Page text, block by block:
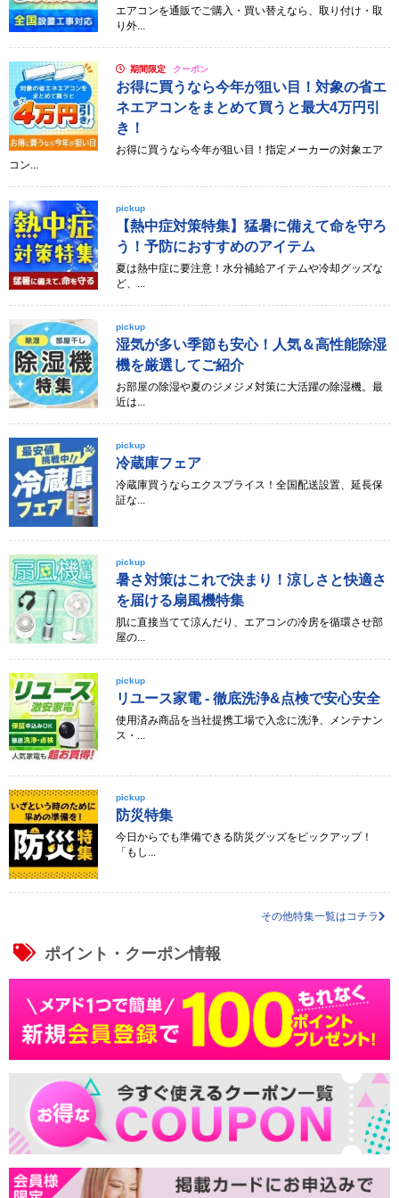
エアコンを通販でご購入・買い替えなら、取り付け・取
り外...
期間限定 クーポン
お得に買うなら今年が狙い目！対象の省エ
ネエアコンをまとめて買うと最大4万円引
き！
お得に買うなら今年が狙い目！指定メーカーの対象エア
コン...
pickup
【熱中症対策特集】猛暑に備えて命を守ろ
う！予防におすすめのアイテム
夏は熱中症に要注意！水分補給アイテムや冷却グッズな
ど、...
pickup
湿気が多い季節も安心！人気＆高性能除湿
機を厳選してご紹介
お部屋の除湿や夏のジメジメ対策に大活躍の除湿機。最
近は...
pickup
冷蔵庫フェア
冷蔵庫買うならエクスプライス！全国配送設置、延長保
証な...
pickup
暑さ対策はこれで決まり！涼しさと快適さ
を届ける扇風機特集
肌に直接当てて涼んだり、エアコンの冷房を循環させ部
屋の...
pickup
リユース家電 - 徹底洗浄&点検で安心安全
使用済み商品を当社提携工場で入念に洗浄、メンテナン
ス・...
pickup
防災特集
今日からでも準備できる防災グッズをピックアップ！
「もし...
その他特集一覧はコチラ
ポイント・クーポン情報